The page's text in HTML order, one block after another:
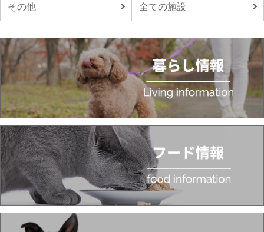
その他 全ての施設